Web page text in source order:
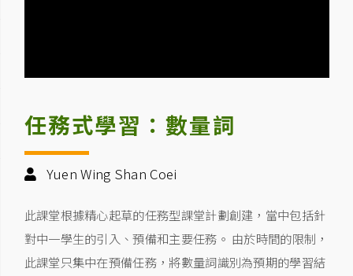
任務式學習：數量詞
Yuen Wing Shan Coei
此課堂根據精心起草的任務型課堂計劃創建，當中包括針
對中一學生的引入、預備和主要任務。 由於時間的限制，
此課堂只集中在預備任務，將數量詞識別為預期的學習結